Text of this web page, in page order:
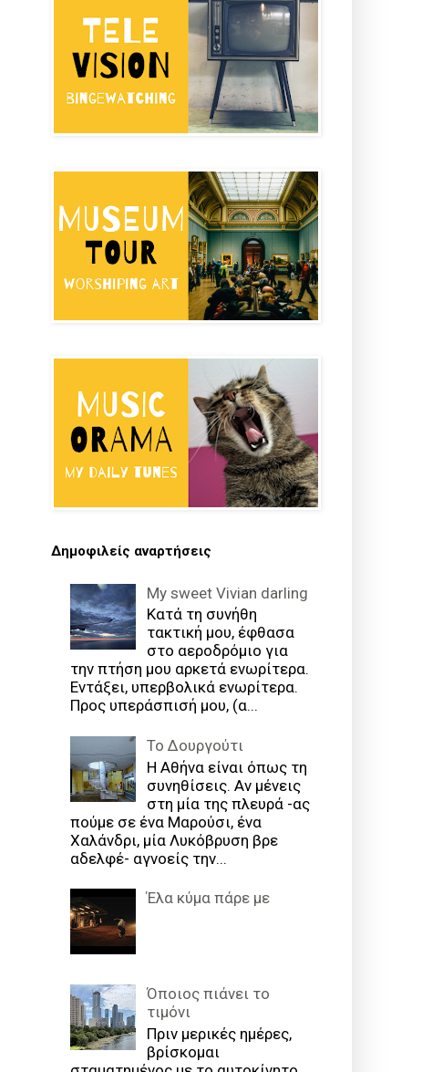
Δημοφιλείς αναρτήσεις
My sweet Vivian darling
Κατά τη συνήθη
τακτική μου, έφθασα
στο αεροδρόμιο για
την πτήση μου αρκετά ενωρίτερα.
Εντάξει, υπερβολικά ενωρίτερα.
Προς υπεράσπισή μου, (α...
Το Δουργούτι
Η Αθήνα είναι όπως τη
συνηθίσεις. Αν μένεις
στη μία της πλευρά -ας
πούμε σε ένα Μαρούσι, ένα
Χαλάνδρι, μία Λυκόβρυση βρε
αδελφέ- αγνοείς την...
Έλα κύμα πάρε με
Όποιος πιάνει το
τιμόνι
Πριν μερικές ημέρες,
βρίσκομαι